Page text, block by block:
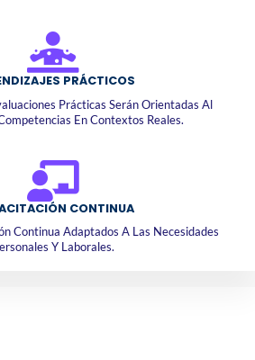
PRÁCTICOS
Prácticas Serán Orientadas Al
En Contextos Reales.
CONTINUA
Continua Adaptados A Las Necesidades
Y Laborales.